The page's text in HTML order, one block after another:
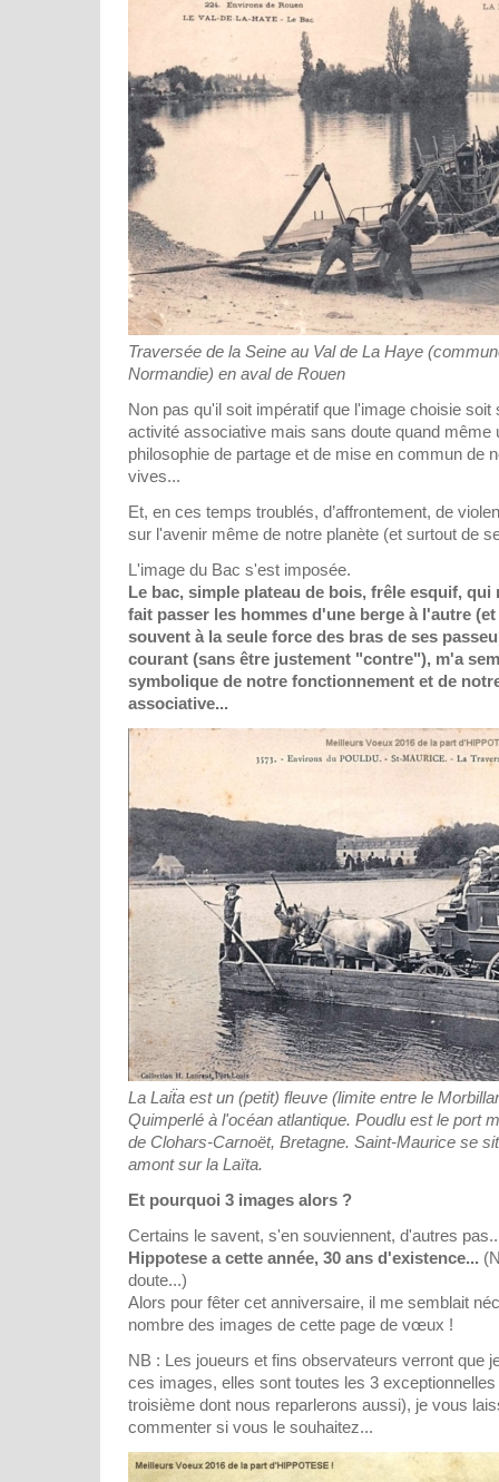
Traversée de la Seine au Val de La Haye
Normandie) en aval de Rouen
Non pas qu'il soit impératif que l'image choisie soit
activité associative mais sans doute quand même
philosophie de partage et de mise en commun de
vives...
Et, en ces temps troublés, d’affrontement, de
sur l'avenir même de notre planète (et surtout de
L'image du Bac s'est imposée.
Le bac, simple plateau de bois, frêle esquif, qui
fait passer les hommes d'une berge à l'autre
souvent à la seule force des bras de ses
courant (sans être justement "contre"), m'a
symbolique de notre fonctionnement et de
associative...
La Laiẗa est un (petit) fleuve (limite entre le
Quimperlé à l'océan atlantique. Poudlu est le port
de Clohars-Carnoët, Bretagne. Saint-Maurice se
amont sur la Laïta.
Et pourquoi 3 images alors ?
Certains le savent, s'en souviennent, d'autres
Hippotese a cette année, 30 ans d'existence...
doute...)
Alors pour fêter cet anniversaire, il me semblait
nombre des images de cette page de vœux !
NB : Les joueurs et fins observateurs verront que
ces images, elles sont toutes les 3
troisième dont nous reparlerons aussi), je vous
commenter si vous le souhaitez...